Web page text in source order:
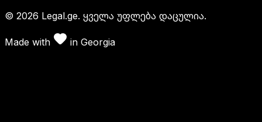
© 2026 Legal.ge. ყველა უფლება დაცულია.
Made with in Georgia